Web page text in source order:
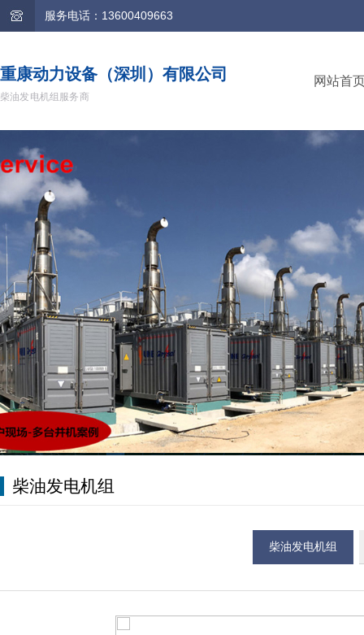
服务电话：13600409663
重康动力设备（深圳）有限公司
柴油发电机组服务商
网站首
柴油发电机组
柴油发电机组